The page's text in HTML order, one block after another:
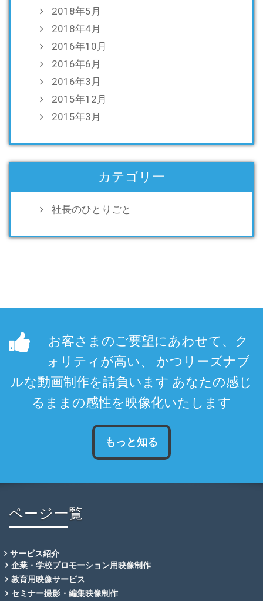
2018年5月
2018年4月
2016年10月
2016年6月
2016年3月
2015年12月
2015年3月
カテゴリー
社長のひとりごと
お客さまのご要望にあわせて、ク
ォリティが高い、 かつリーズナブ
ルな動画制作を請負います あなたの感じ
るままの感性を映像化いたします
もっと知る
ページ一覧
サービス紹介
企業・学校プロモーション用映像制作
教育用映像サービス
セミナー撮影・編集映像制作